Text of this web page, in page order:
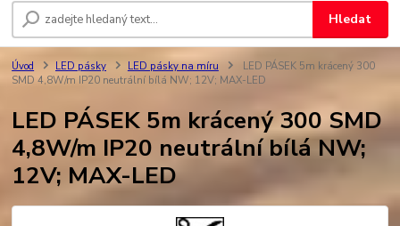
Hledat
Úvod LED pásky LED pásky na míru
LED PÁSEK 5m krácený 300
SMD 4,8W/m IP20 neutrální bílá NW; 12V; MAX-LED
LED PÁSEK 5m krácený 300 SMD
4,8W/m IP20 neutrální bílá NW;
12V; MAX-LED